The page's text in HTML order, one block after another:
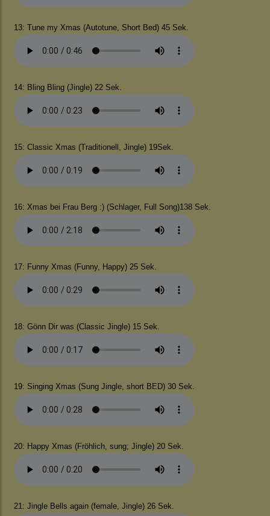
13: Tune my Xmas (Autotune, Short Bed) 45 Sek.
14: Bling Bling (Jingle) 22 Sek.
15: Classic Xmas (Traditionell, Jingle) 19Sek.
16: Xmas bei Frau Berg :) (Schlager, Full Song)138 Sek.
17: Funny Xmas (Funny, Happy) 25 Sek.
18: Gönn Dir was (Classic Jingle) 15 Sek.
19: Singing Xmas (Sung Jingle, short BED) 30 Sek.
20: Happy Xmas (Fröhlich, sung; Jingle) 20 Sek.
21: Jingle Bells again (female, Jingle) 26 Sek.